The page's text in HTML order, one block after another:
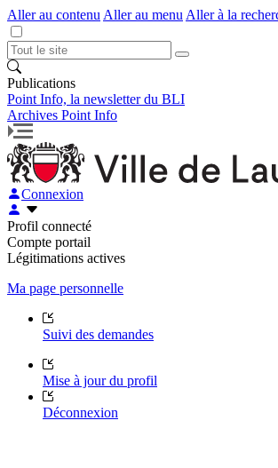
Aller au contenu Aller au menu Aller à la
Publications
Point Info, la newsletter du BLI
Archives Point Info
Connexion
Profil connecté
Compte portail
Légitimations actives
Ma page personnelle
Suivi des demandes
Mise à jour du profil
Déconnexion